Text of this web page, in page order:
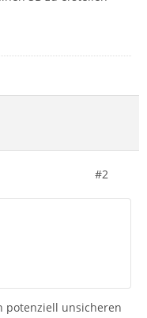
#2
potenziell unsicheren